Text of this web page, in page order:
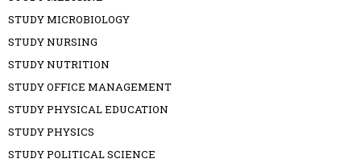
STUDY MICROBIOLOGY
STUDY NURSING
STUDY NUTRITION
STUDY OFFICE MANAGEMENT
STUDY PHYSICAL EDUCATION
STUDY PHYSICS
STUDY POLITICAL SCIENCE